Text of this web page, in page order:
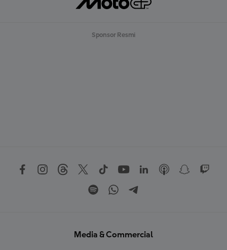
Sponsor Resmi
Media & Commercial